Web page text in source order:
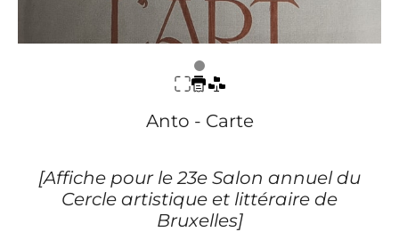
Anto - Carte
[Affiche pour le 23e Salon annuel du
Cercle artistique et littéraire de
Bruxelles]